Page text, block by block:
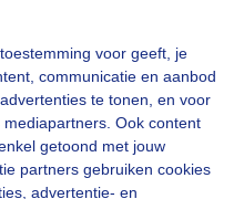
voor geeft, je
communicatie en aanbod
te tonen, en voor
Ook content
getoond met jouw
partners gebruiken cookies
advertentie- en